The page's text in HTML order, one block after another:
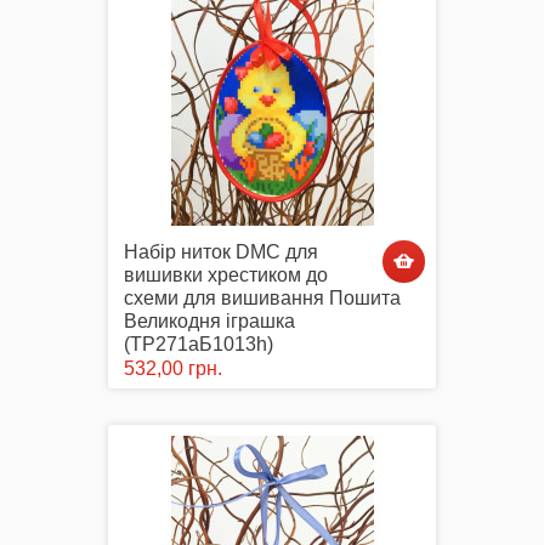
Набір ниток DMC для
вишивки хрестиком до
схеми для вишивання Пошита
Великодня іграшка
(ТР271аБ1013h)
532,00 грн.